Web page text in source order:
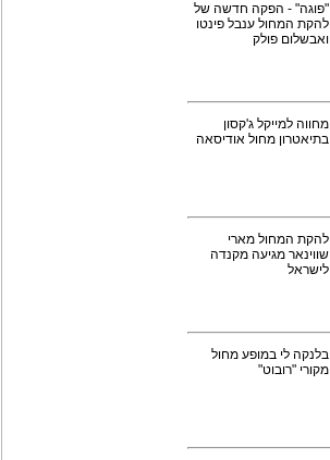
"פוגה" - הפקה חדשה של
להקת המחול ענבל פינטו
ואבשלום פולק
מחווה למייקל ג'קסון
בתיאטרון מחול אודיסאה
להקת המחול מארי
שווינאר מגיעה מקנדה
לישראל
בלנקה לי במופע מחול
מקורי "רובוט"